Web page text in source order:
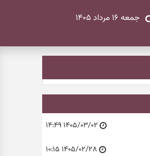
جمعه ۱۶ مرداد ۱۴۰۵
۱۴۰۵/۰۳/۰۲ ۱۴:۴۹
۱۴۰۵/۰۲/۲۸ ۱۰:۱۵